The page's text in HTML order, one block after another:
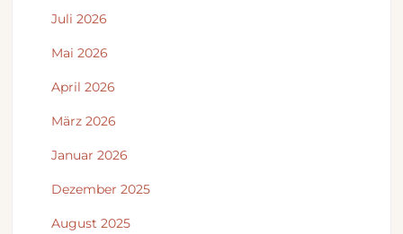
Juli 2026
Mai 2026
April 2026
März 2026
Januar 2026
Dezember 2025
August 2025